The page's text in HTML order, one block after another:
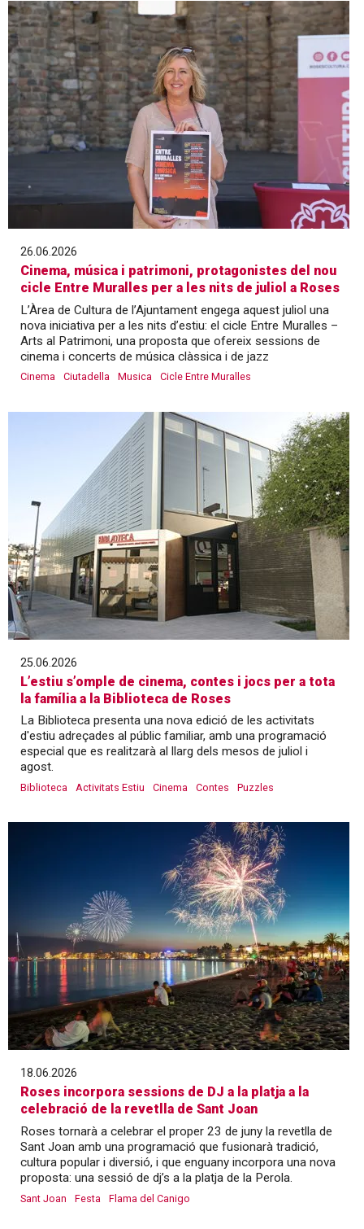
26.06.2026
Cinema, música i patrimoni, protagonistes del nou
cicle Entre Muralles per a les nits de juliol a Roses
L’Àrea de Cultura de l’Ajuntament engega aquest juliol una
nova iniciativa per a les nits d’estiu: el cicle Entre Muralles –
Arts al Patrimoni, una proposta que ofereix sessions de
cinema i concerts de música clàssica i de jazz
Cinema Ciutadella Musica Cicle Entre Muralles
25.06.2026
L’estiu s’omple de cinema, contes i jocs per a tota
la família a la Biblioteca de Roses
La Biblioteca presenta una nova edició de les activitats
d'estiu adreçades al públic familiar, amb una programació
especial que es realitzarà al llarg dels mesos de juliol i
agost.
Biblioteca Activitats Estiu Cinema Contes Puzzles
18.06.2026
Roses incorpora sessions de DJ a la platja a la
celebració de la revetlla de Sant Joan
Roses tornarà a celebrar el proper 23 de juny la revetlla de
Sant Joan amb una programació que fusionarà tradició,
cultura popular i diversió, i que enguany incorpora una nova
proposta: una sessió de dj’s a la platja de la Perola.
Sant Joan Festa Flama del Canigo